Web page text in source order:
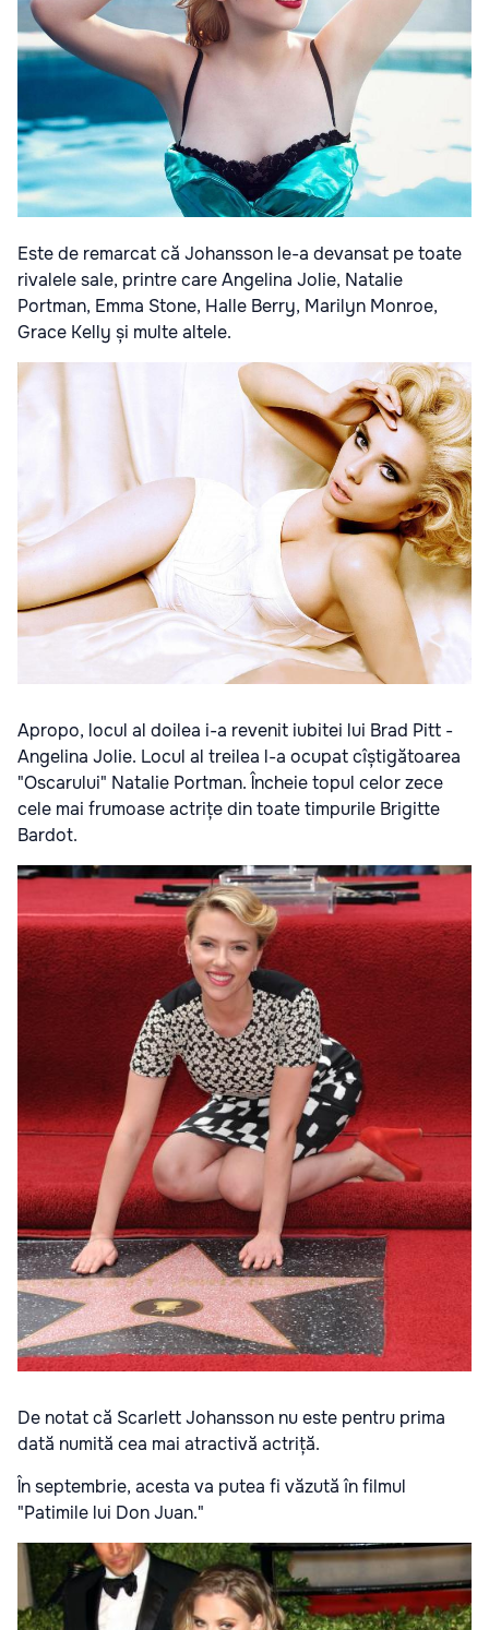
Este de remarcat că Johansson le-a devansat pe toate
rivalele sale, printre care Angelina Jolie, Natalie
Portman, Emma Stone, Halle Berry, Marilyn Monroe,
Grace Kelly și multe altele.
Apropo, locul al doilea i-a revenit iubitei lui Brad Pitt -
Angelina Jolie. Locul al treilea l-a ocupat cîștigătoarea
"Oscarului" Natalie Portman. Încheie topul celor zece
cele mai frumoase actrițe din toate timpurile Brigitte
Bardot.
De notat că Scarlett Johansson nu este pentru prima
dată numită cea mai atractivă actriță.
În septembrie, acesta va putea fi văzută în filmul
"Patimile lui Don Juan."